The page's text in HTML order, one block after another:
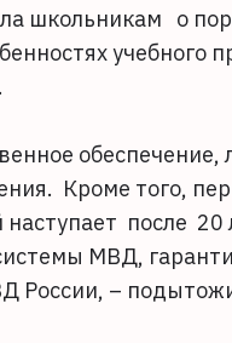
школьникам о
учебного
Кроме того,
после
МВД,
России, –